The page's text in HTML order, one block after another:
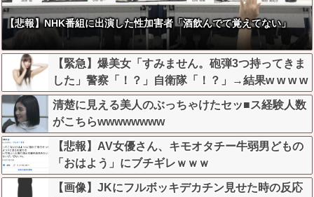
【悲報】NHK番組に出演した性加害者「酒飲んでて覚えてない」
【緊急】爆美女「すみません。砲弾3つ持ってきま
した」警察「！？」自衛隊「！？」→結果w w w w
w w w w
清楚に見える美人のぶっちゃけたセッ■ス経験人数
がこちらwwwwwwww
【悲報】AV女優さん、キモオタチー牛弱男どもの
「おはよう」にブチギレｗｗｗ
【画像】JKにフルボッキデカチン見せた時の反応